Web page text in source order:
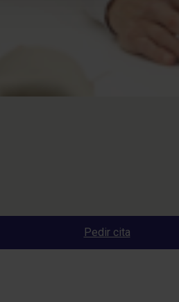
Pedir cita